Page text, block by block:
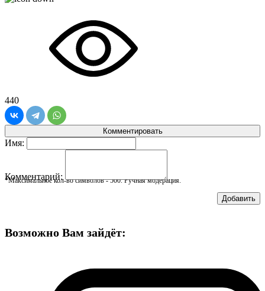
440
Комментировать
Имя:
Комментарий:
*Максимальное кол-во символов - 500. Ручная модерация.
Добавить
Возможно Вам зайдёт: